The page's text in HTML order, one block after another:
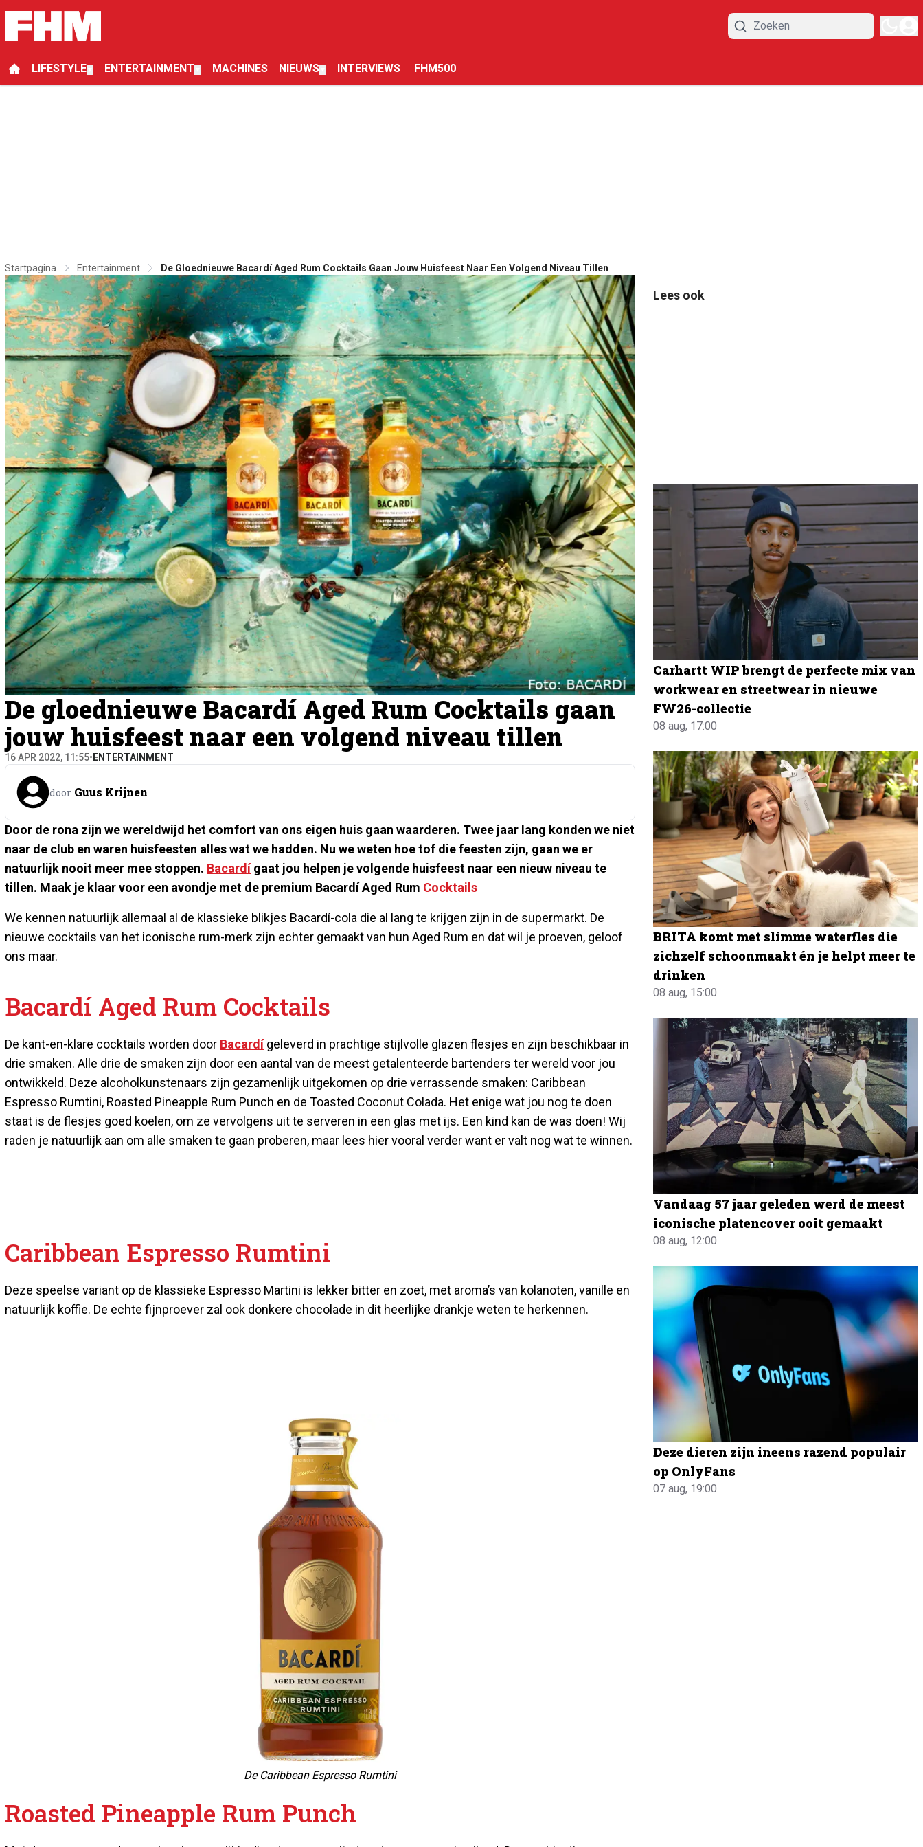
LIFESTYLE ENTERTAINMENT MACHINES NIEUWS INTERVIEWS FHM500
Startpagina Entertainment De Gloednieuwe Bacardí Aged Rum Cocktails Gaan Jouw Huisfeest Naar Een Volgend Niveau Tillen
De gloednieuwe Bacardí Aged Rum Cocktails gaan
jouw huisfeest naar een volgend niveau tillen
16 APR 2022, 11:55• ENTERTAINMENT
door Guus Krijnen
Door de rona zijn we wereldwijd het comfort van ons eigen huis gaan waarderen. Twee jaar lang konden we niet
naar de club en waren huisfeesten alles wat we hadden. Nu we weten hoe tof die feesten zijn, gaan we er
natuurlijk nooit meer mee stoppen. Bacardígaat jou helpen je volgende huisfeest naar een nieuw niveau te
tillen. Maak je klaar voor een avondje met de premium Bacardí Aged Rum Cocktails
We kennen natuurlijk allemaal al de klassieke blikjes Bacardí-cola die al lang te krijgen zijn in de supermarkt. De
nieuwe cocktails van het iconische rum-merk zijn echter gemaakt van hun Aged Rum en dat wil je proeven, geloof
ons maar.
Bacardí Aged Rum Cocktails
De kant-en-klare cocktails worden door Bacardígeleverd in prachtige stijlvolle glazen flesjes en zijn beschikbaar in
drie smaken. Alle drie de smaken zijn door een aantal van de meest getalenteerde bartenders ter wereld voor jou
ontwikkeld. Deze alcoholkunstenaars zijn gezamenlijk uitgekomen op drie verrassende smaken: Caribbean
Espresso Rumtini, Roasted Pineapple Rum Punch en de Toasted Coconut Colada. Het enige wat jou nog te doen
staat is de flesjes goed koelen, om ze vervolgens uit te serveren in een glas met ijs. Een kind kan de was doen! Wij
raden je natuurlijk aan om alle smaken te gaan proberen, maar lees hier vooral verder want er valt nog wat te winnen.
Caribbean Espresso Rumtini
Deze speelse variant op de klassieke Espresso Martini is lekker bitter en zoet, met aroma’s van kolanoten, vanille en
natuurlijk koffie. De echte fijnproever zal ook donkere chocolade in dit heerlijke drankje weten te herkennen.
De Caribbean Espresso Rumtini
Roasted Pineapple Rum Punch
Lees ook
Carhartt WIP brengt de perfecte mix van
workwear en streetwear in nieuwe
FW26-collectie
08 aug, 17:00
BRITA komt met slimme waterfles die
zichzelf schoonmaakt én je helpt meer te
drinken
08 aug, 15:00
Vandaag 57 jaar geleden werd de meest
iconische platencover ooit gemaakt
08 aug, 12:00
Deze dieren zijn ineens razend populair
op OnlyFans
07 aug, 19:00